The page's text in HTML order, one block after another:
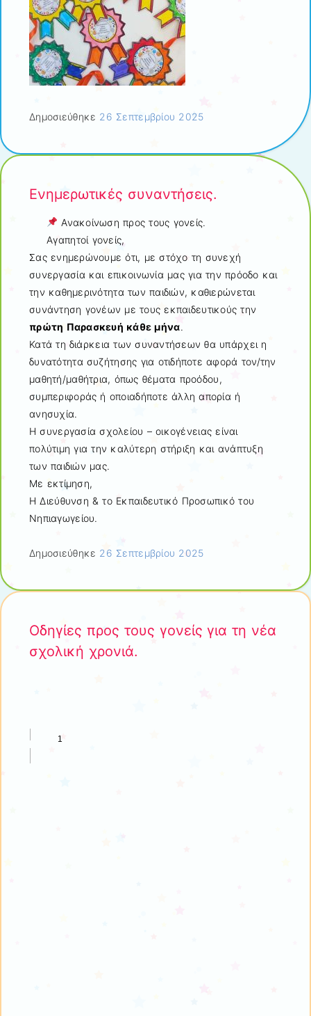
Δημοσιεύθηκε 26 Σεπτεμβρίου 2025
Ενημερωτικές συναντήσεις.
Ανακοίνωση προς τους γονείς.
Αγαπητοί γονείς,
Σας ενημερώνουμε ότι, με στόχο τη συνεχή
συνεργασία και επικοινωνία μας για την πρόοδο και
την καθημερινότητα των παιδιών, καθιερώνεται
συνάντηση γονέων με τους εκπαιδευτικούς την
πρώτη Παρασκευή κάθε μήνα.
Κατά τη διάρκεια των συναντήσεων θα υπάρχει η
δυνατότητα συζήτησης για οτιδήποτε αφορά τον/την
μαθητή/μαθήτρια, όπως θέματα προόδου,
συμπεριφοράς ή οποιαδήποτε άλλη απορία ή
ανησυχία.
Η συνεργασία σχολείου – οικογένειας είναι
πολύτιμη για την καλύτερη στήριξη και ανάπτυξη
των παιδιών μας.
Με εκτίμηση,
Η Διεύθυνση & το Εκπαιδευτικό Προσωπικό του
Νηπιαγωγείου.
Δημοσιεύθηκε 26 Σεπτεμβρίου 2025
Οδηγίες προς τους γονείς για τη νέα
σχολική χρονιά.